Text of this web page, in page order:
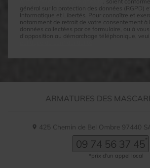
général sur la protection des données (RGPD)
Informatique et Libertés. Pour connaître et
notamment de retrait de votre consentement à
données collectées par ce formulaire, ou à
d'opposition au démarchage téléphonique,
ARMATURES DES
425 Chemin de Bel Ombre 97440
09 74 56 37 45